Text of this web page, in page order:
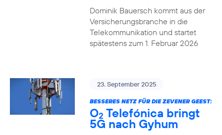
Dominik Bauersch kommt aus der
Versicherungsbranche in die
Telekommunikation und startet
spätestens zum 1. Februar 2026
23. September 2025
BESSERES NETZ FÜR DIE ZEVENER GEEST:
O2 Telefónica bringt
5G nach Gyhum